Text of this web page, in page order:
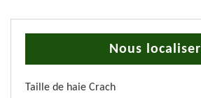
Nous localiser
Taille de haie Crach